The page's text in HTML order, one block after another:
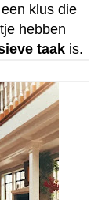
klus die
hebben
taak is.